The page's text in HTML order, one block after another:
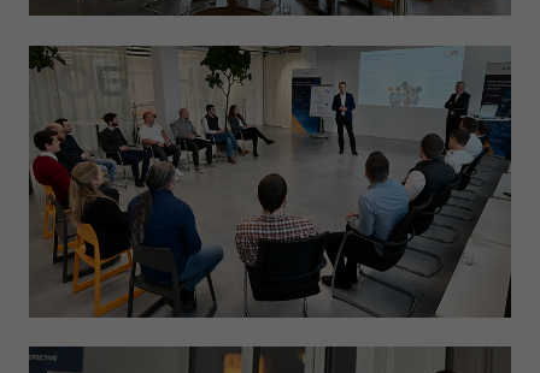
_gid
Anbieter Google LLC
1 Tag
Zweck
Registriert eine eindeutige ID, die verwendet wird,
um statistische Daten dazu, wie der Besucher die
Website nutzt, zu generieren.